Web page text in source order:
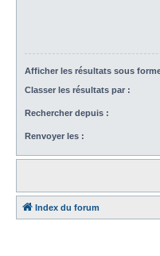
Afficher les résultats sous
Classer les résultats par :
Rechercher depuis :
Renvoyer les :
Index du forum